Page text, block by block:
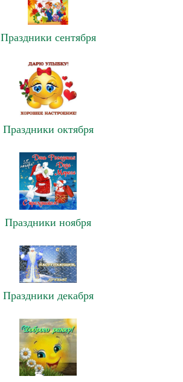
Праздники сентября
Праздники октября
Праздники ноября
Праздники декабря